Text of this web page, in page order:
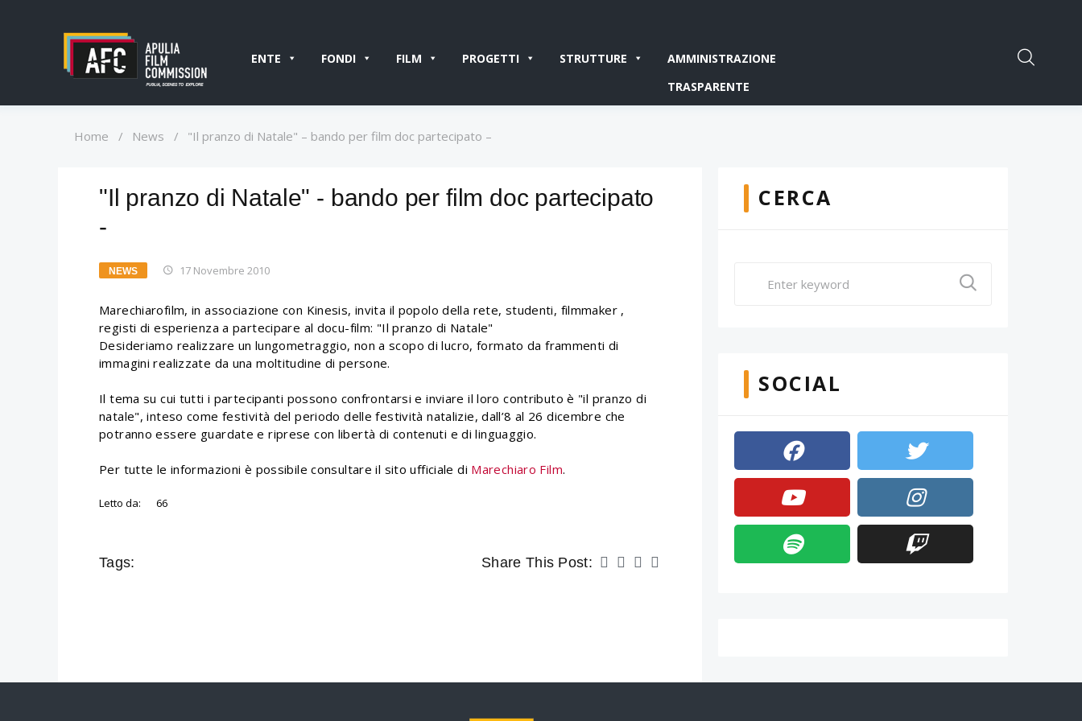
ENTE FONDI FILM PROGETTI STRUTTURE
AMMINISTRAZIONE
TRASPARENTE
Home / News / "Il pranzo di Natale" – bando per film doc partecipato –
"Il pranzo di Natale" - bando per film doc partecipato
-
NEWS 17 Novembre 2010
Marechiarofilm, in associazione con Kinesis, invita il popolo della rete, studenti, filmmaker ,
registi di esperienza a partecipare al docu-film: "Il pranzo di Natale"
Desideriamo realizzare un lungometraggio, non a scopo di lucro, formato da frammenti di
immagini realizzate da una moltitudine di persone.
Il tema su cui tutti i partecipanti possono confrontarsi e inviare il loro contributo è "il pranzo di
natale", inteso come festività del periodo delle festività natalizie, dall’8 al 26 dicembre che
potranno essere guardate e riprese con libertà di contenuti e di linguaggio.
Per tutte le informazioni è possibile consultare il sito ufficiale di Marechiaro Film.
Letto da: 66
Tags: Share This Post:
CERCA
SOCIAL